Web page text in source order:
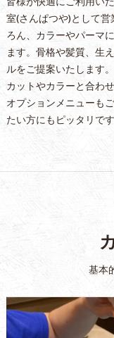
室(さんぱつや)として
ろん、カラーやパーマ
ます。骨格や髪質、生
ルをご提案いたします。
カットやカラーと合わ
オプションメニューも
たい方にもピッタリです
基本